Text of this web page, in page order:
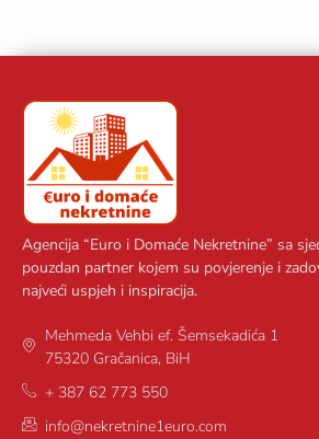
Agencija “Euro i Domaće Nekretnine” sa
pouzdan partner kojem su povjerenje i
najveći uspjeh i inspiracija.
Mehmeda Vehbi ef. Šemsekadića 1
75320 Gračanica, BiH
+ 387 62 773 550
info@nekretnine1euro.com